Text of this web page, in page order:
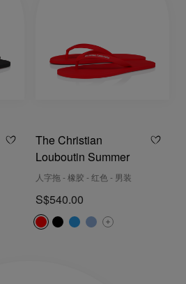
The Christian
Louboutin Summer
人字拖 - 橡胶 - 红色 - 男装
S$540.00